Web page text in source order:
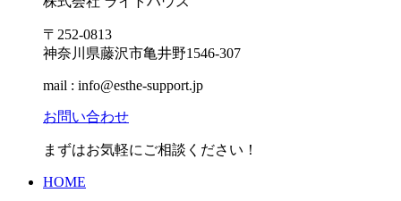
〒252-0813
神奈川県藤沢市亀井野1546-307
mail : info@esthe-support.jp
お問い合わせ
まずはお気軽にご相談ください！
HOME